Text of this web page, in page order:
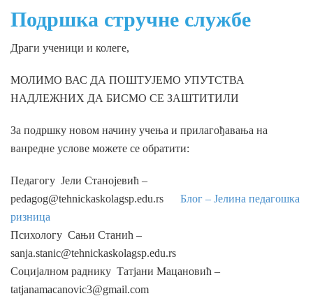
Подршка стручне службе
Драги ученици и колеге,
МОЛИМО ВАС ДА ПОШТУЈЕМО УПУТСТВА
НАДЛЕЖНИХ ДА БИСМО СЕ ЗАШТИТИЛИ
За подршку новом начину учења и прилагођавања на
ванредне услове можете се обратити:
Педагогу Јели Станојевић –
pedagog@tehnickaskolagsp.edu.rs
Блог – Јелина педагошка
ризница
Психологу Сањи Станић –
sanja.stanic@tehnickaskolagsp.edu.rs
Социјалном раднику Татјани Мацановић –
tatjanamacanovic3@gmail.com